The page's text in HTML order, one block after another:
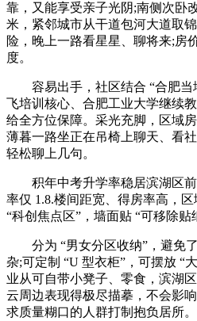
靠，又能享受亲子光阴;南侧次卧
米，紧邻城市从干道包河大道取
险，晚上一路看星星、聊将来;房
度。
容易出手，社区结合 “合肥当
飞培训核心、合肥工业大学继续
给全方位保障。采光充脚，区域
薄暮一路坐正在吊椅上聊天、看
轻松聊上几句。
积年中考升学率稳居滨湖区前
率仅 1.8.楼间距宽、得房率高，
“科创焦点区”，墙面贴 “可移除贴
分为 “男女分区收纳”，避免了
杂;可定制 “U 型衣柜”，可摆放 “
业从可自带小凳子、零食，滨湖
云周边表现得极尽描摹，不会影
求质量糊口的人群打制抱负居所